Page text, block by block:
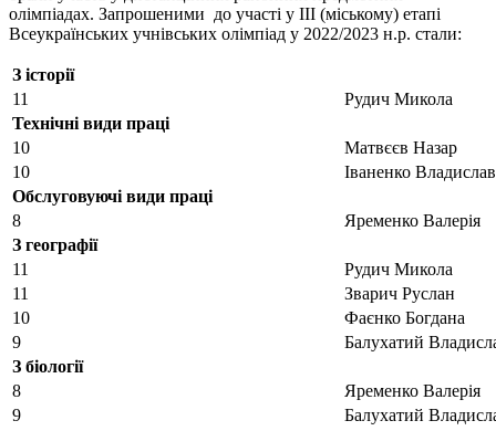
олімпіадах. Запрошеними до участі у ІІІ (міському) етапі
Всеукраїнських учнівських олімпіад у 2022/2023 н.р. стали:
З історії
11
Рудич Микола
Технічні види праці
10
Матвєєв Назар
10
Іваненко Владислав
Обслуговуючі види праці
8
Яременко Валерія
З географії
11
Рудич Микола
11
Зварич Руслан
10
Фаєнко Богдана
9
Балухатий
З біології
8
Яременко Валерія
9
Балухатий